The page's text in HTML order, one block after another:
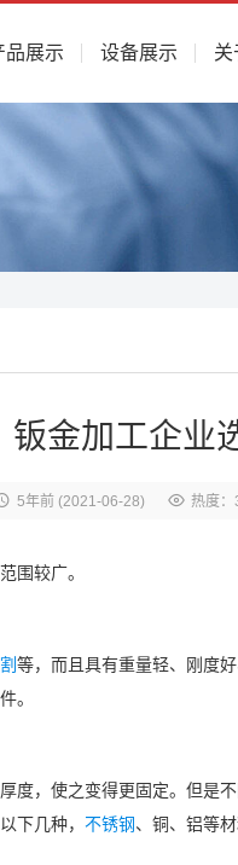
品展示 设备展示 关
钣金加工企业
5年前(2021-06-28) 热度
围较广。
等，而且具有重量轻、刚度
。
度，使之变得更固定。但是
下几种， 不锈钢、铜、铝等